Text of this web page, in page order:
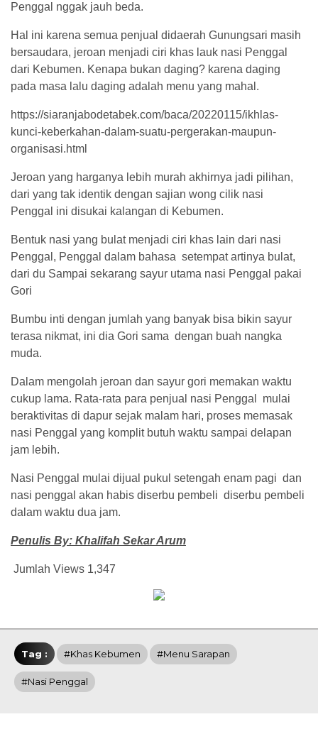
Penggal nggak jauh beda.
Hal ini karena semua penjual didaerah Gunungsari masih
bersaudara, jeroan menjadi ciri khas lauk nasi Penggal
dari Kebumen. Kenapa bukan daging? karena daging
pada masa lalu daging adalah menu yang mahal.
https://siaranjabodetabek.com/baca/20220115/ikhlas-
kunci-keberkahan-dalam-suatu-pergerakan-maupun-
organisasi.html
Jeroan yang harganya lebih murah akhirnya jadi pilihan,
dari yang tak identik dengan sajian wong cilik nasi
Penggal ini disukai kalangan di Kebumen.
Bentuk nasi yang bulat menjadi ciri khas lain dari nasi
Penggal, Penggal dalam bahasa setempat artinya bulat,
dari du Sampai sekarang sayur utama nasi Penggal pakai
Gori
Bumbu inti dengan jumlah yang banyak bisa bikin sayur
terasa nikmat, ini dia Gori sama dengan buah nangka
muda.
Dalam mengolah jeroan dan sayur gori memakan waktu
cukup lama. Rata-rata para penjual nasi Penggal mulai
beraktivitas di dapur sejak malam hari, proses memasak
nasi Penggal yang komplit butuh waktu sampai delapan
jam lebih.
Nasi Penggal mulai dijual pukul setengah enam pagi dan
nasi penggal akan habis diserbu pembeli diserbu pembeli
dalam waktu dua jam.
Penulis By: Khalifah Sekar Arum
Jumlah Views 1,347
Tag : #Khas Kebumen #Menu Sarapan
#Nasi Penggal